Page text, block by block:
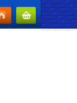
MI CARRITO